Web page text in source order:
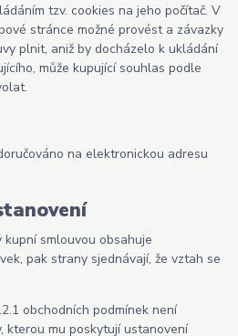
tzv. cookies na jeho počítač. V
stránce možné provést a závazky
plnit, aniž by docházelo k ukládání
může kupující souhlas podle
na elektronickou adresu
smlouvou obsahuje
pak strany sjednávají, že vztah se
obchodních podmínek není
kterou mu poskytují ustanovení